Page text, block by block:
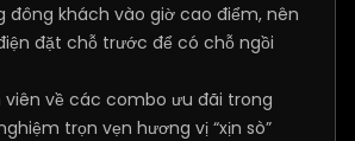
đông khách vào giờ cao điểm, nên
đặt chỗ trước để có chỗ ngồi
viên về các combo ưu đãi trong
trọn vẹn hương vị “xịn sò”